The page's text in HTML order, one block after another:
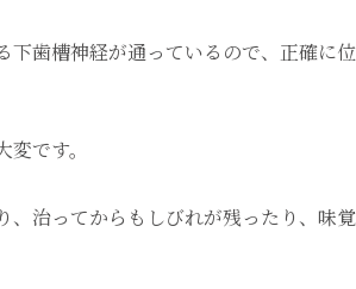
下歯槽神経が通っているので、正確に
です。
、治ってからもしびれが残ったり、味